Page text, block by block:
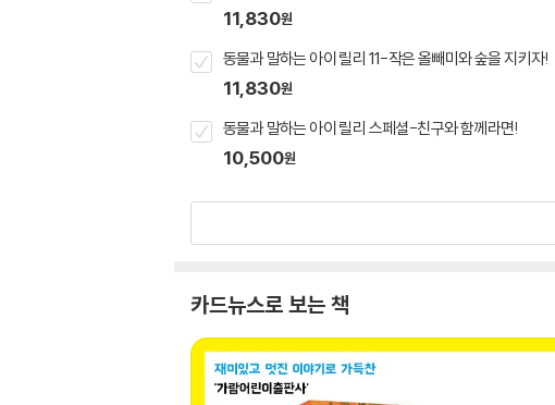
11,830원
동물과 말하는 아이 릴리 11-작은 올빼미와 숲을 지키자!
11,830원
동물과 말하는 아이 릴리 스페셜-친구와 함께라면!
10,500원
카드뉴스로 보는 책